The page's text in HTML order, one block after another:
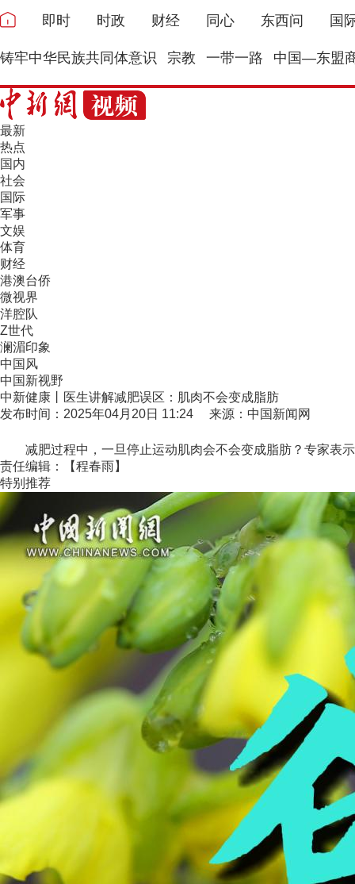
即时 时政 财经 同心 东西问 国
铸牢中华民族共同体意识 宗教 一带一路 中国—东盟
最新
热点
国内
社会
国际
军事
文娱
体育
财经
港澳台侨
微视界
洋腔队
Z世代
澜湄印象
中国风
中国新视野
中新健康丨医生讲解减肥误区：肌肉不会变成脂肪
发布时间：2025年04月20日 11:24 来源：中国新闻网
减肥过程中，一旦停止运动肌肉会不会变成脂肪？专家表示
责任编辑：【程春雨】
特别推荐